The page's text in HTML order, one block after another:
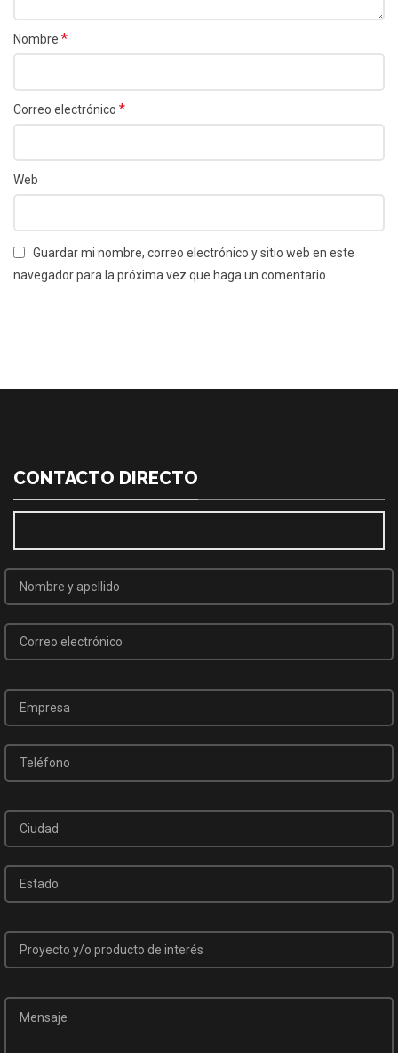
Nombre *
Correo electrónico *
Web
Guardar mi nombre, correo electrónico y sitio web en este
navegador para la próxima vez que haga un comentario.
CONTACTO DIRECTO